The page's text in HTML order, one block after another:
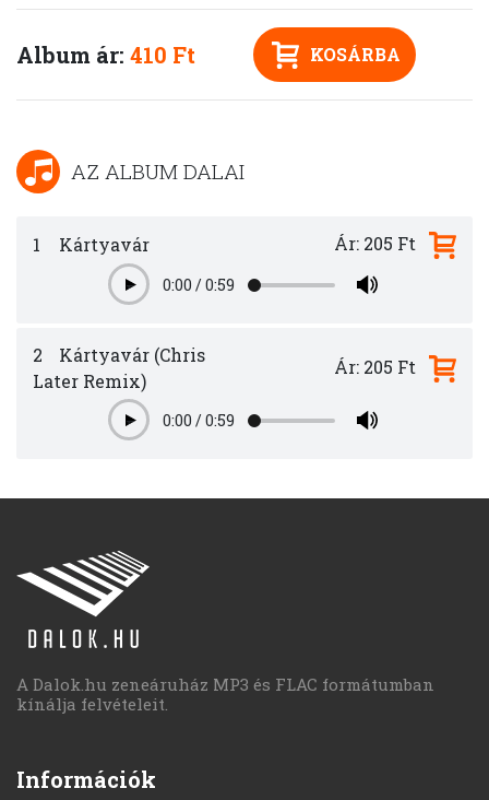
Album ár: 410 Ft KOSÁRBA
AZ ALBUM DALAI
1 Kártyavár
Play0:00 /0:59
Ár: 205 Ft
2
Kártyavár (Chris
Later Remix)
Play0:00 /0:59
Ár: 205 Ft
A Dalok.hu zeneáruház MP3 és FLAC formátumban
kínálja felvételeit.
Információk